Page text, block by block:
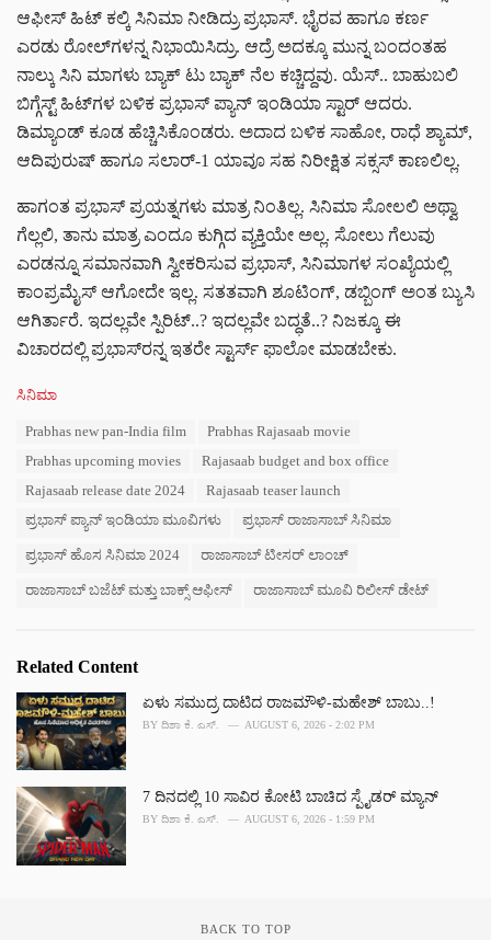
ಆಫೀಸ್ ಹಿಟ್ ಕಲ್ಕಿ ಸಿನಿಮಾ ನೀಡಿದ್ರು ಪ್ರಭಾಸ್. ಭೈರವ ಹಾಗೂ ಕರ್ಣ
ಎರಡು ರೋಲ್‌ಗಳನ್ನ ನಿಭಾಯಿಸಿದ್ರು. ಆದ್ರೆ ಅದಕ್ಕೂ ಮುನ್ನ ಬಂದಂತಹ
ನಾಲ್ಕು ಸಿನಿ ಮಾಗಳು ಬ್ಯಾಕ್ ಟು ಬ್ಯಾಕ್ ನೆಲ ಕಚ್ಚಿದ್ದವು. ಯೆಸ್.. ಬಾಹುಬಲಿ
ಬಿಗ್ಗೆಸ್ಟ್ ಹಿಟ್‌ಗಳ ಬಳಿಕ ಪ್ರಭಾಸ್ ಪ್ಯಾನ್ ಇಂಡಿಯಾ ಸ್ಟಾರ್ ಆದರು.
ಡಿಮ್ಯಾಂಡ್ ಕೂಡ ಹೆಚ್ಚಿಸಿಕೊಂಡರು. ಅದಾದ ಬಳಿಕ ಸಾಹೋ, ರಾಧೆ ಶ್ಯಾಮ್,
ಆದಿಪುರುಷ್ ಹಾಗೂ ಸಲಾರ್-1 ಯಾವೂ ಸಹ ನಿರೀಕ್ಷಿತ ಸಕ್ಸಸ್ ಕಾಣಲಿಲ್ಲ.
ಹಾಗಂತ ಪ್ರಭಾಸ್ ಪ್ರಯತ್ನಗಳು ಮಾತ್ರ ನಿಂತಿಲ್ಲ. ಸಿನಿಮಾ ಸೋಲಲಿ ಅಥ್ವಾ
ಗೆಲ್ಲಲಿ, ತಾನು ಮಾತ್ರ ಎಂದೂ ಕುಗ್ಗಿದ ವ್ಯಕ್ತಿಯೇ ಅಲ್ಲ. ಸೋಲು ಗೆಲುವು
ಎರಡನ್ನೂ ಸಮಾನವಾಗಿ ಸ್ವೀಕರಿಸುವ ಪ್ರಭಾಸ್‌‌‌, ಸಿನಿಮಾಗಳ ಸಂಖ್ಯೆಯಲ್ಲಿ
ಕಾಂಪ್ರಮೈಸ್ ಆಗೋದೇ ಇಲ್ಲ. ಸತತವಾಗಿ ಶೂಟಿಂಗ್, ಡಬ್ಬಿಂಗ್ ಅಂತ ಬ್ಯುಸಿ
ಆಗಿರ್ತಾರೆ. ಇದಲ್ಲವೇ ಸ್ಪಿರಿಟ್..? ಇದಲ್ಲವೇ ಬದ್ಧತೆ..? ನಿಜಕ್ಕೂ ಈ
ವಿಚಾರದಲ್ಲಿ ಪ್ರಭಾಸ್‌ರನ್ನ ಇತರೇ ಸ್ಟಾರ್ಸ್‌ ಫಾಲೋ ಮಾಡಬೇಕು.
C
ಸಿನಿಮಾ
Prabhas new pan-India film
Prabhas Rajasaab movie
Prabhas upcoming movies
Rajasaab budget and box office
Rajasaab release date 2024
Rajasaab teaser launch
ಪ್ರಭಾಸ್ ಪ್ಯಾನ್ ಇಂಡಿಯಾ ಮೂವಿಗಳು
ಪ್ರಭಾಸ್ ರಾಜಾಸಾಬ್ ಸಿನಿಮಾ
ಪ್ರಭಾಸ್ ಹೊಸ ಸಿನಿಮಾ 2024 ರಾಜಾಸಾಬ್ ಟೀಸರ್ ಲಾಂಚ್
ರಾಜಾಸಾಬ್ ಬಜೆಟ್ ಮತ್ತು ಬಾಕ್ಸ್ ಆಫೀಸ್ ರಾಜಾಸಾಬ್ ಮೂವಿ ರಿಲೀಸ್ ಡೇಟ್
Related Content
ಏಳು ಸಮುದ್ರ ದಾಟಿದ ರಾಜಮೌಳಿ-ಮಹೇಶ್ ಬಾಬು..!
BY ದಿಶಾ ಕೆ. ಎಸ್. AUGUST 6, 2026 - 2:02 PM
7 ದಿನದಲ್ಲಿ 10 ಸಾವಿರ ಕೋಟಿ ಬಾಚಿದ ಸ್ಪೈಡರ್ ಮ್ಯಾನ್
BY ದಿಶಾ ಕೆ. ಎಸ್. AUGUST 6, 2026 - 1:59 PM
BACK TO TOP